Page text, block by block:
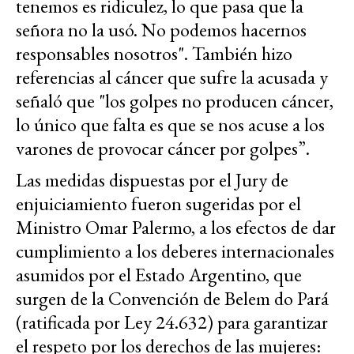
tenemos es ridiculez, lo que pasa que la
señora no la usó. No podemos hacernos
responsables nosotros". También hizo
referencias al cáncer que sufre la acusada y
señaló que "los golpes no producen cáncer,
lo único que falta es que se nos acuse a los
varones de provocar cáncer por golpes”.
Las medidas dispuestas por el Jury de
enjuiciamiento fueron sugeridas por el
Ministro Omar Palermo, a los efectos de dar
cumplimiento a los deberes internacionales
asumidos por el Estado Argentino, que
surgen de la Convención de Belem do Pará
(ratificada por Ley 24.632) para garantizar
el respeto por los derechos de las mujeres: